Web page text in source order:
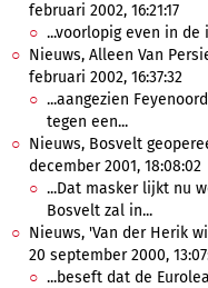
februari 2002, 16:21:17
...voorlopig even in de
Nieuws, Alleen Van
februari 2002, 16:37:32
...aangezien
tegen een...
Nieuws, Bosvelt
december 2001, 18:08:02
...Dat masker lijkt nu
Bosvelt zal in...
Nieuws, 'Van der Herik
20 september 2000,
...beseft dat de